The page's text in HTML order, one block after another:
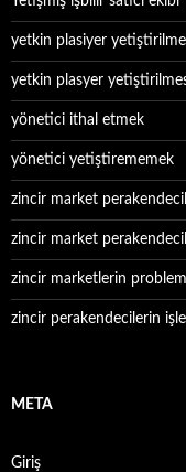
yetkin plasiyer
yetkin plasyer
yönetici ithal etmek
yönetici yetiştirememek
zincir market
zincir market
zincir marketlerin
zincir perakendecilerin
META
Giriş